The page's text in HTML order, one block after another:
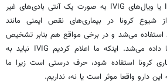
کرونا، عنوان کرد: داروی IVIG یا ویال‌های IVIG به صورت یک آنتی ‌بادی‌های غیر
کرونا در بیماری‌های نقص ایمنی مانند
استفاده می‌شد و در برخی مواقع هم بنابر تشخیص
پزشک در بعضی از بیماری‌ها داده می‌شد. اینکه ما اعلام کردیم IVIG نباید به
کرونا استفاده شود، حرف درستی است زیرا ما
دارو واقعا موثر است یا نه، نداریم.